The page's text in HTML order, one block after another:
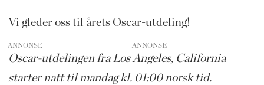
Vi gleder oss til årets Oscar-utdeling!
ANNONSE
Oscar-utdelingen fra Los Angeles, California
starter natt til mandag kl. 01:00 norsk tid.